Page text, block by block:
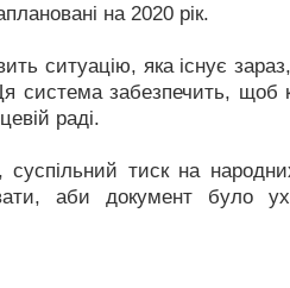
на 2020 рік.
ситуацію, яка існує
система забезпечить,
раді.
тиск на
аби документ було